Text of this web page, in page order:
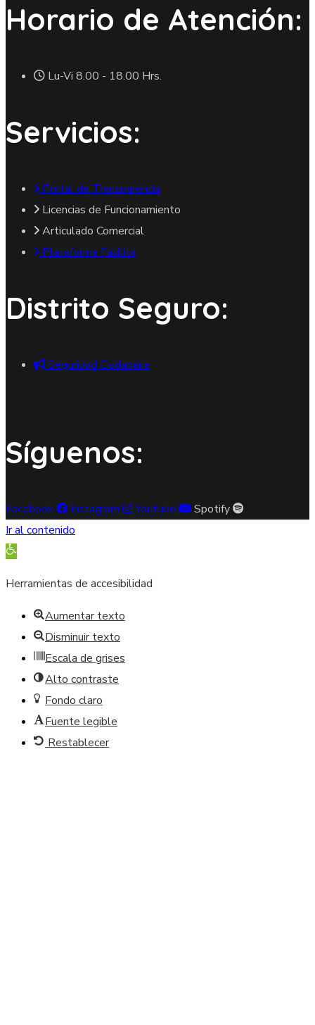
Horario de Atención:
Lu-Vi 8.00 - 18.00 Hrs.
Servicios:
Portal de Transparencia
Licencias de Funcionamiento
Articulado Comercial
Plataforma Facilita
Distrito Seguro:
Seguridad Ciudadana
Síguenos:
Facebook Instagram Youtube
Spotify
Ir al contenido
Abrir barra de herramientas
Herramientas de accesibilidad
Aumentar texto
Disminuir texto
Escala de grises
Alto contraste
Fondo claro
Fuente legible
Restablecer